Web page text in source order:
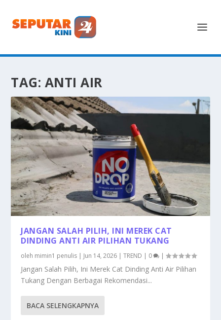
TAG: ANTI AIR
JANGAN SALAH PILIH, INI MEREK CAT
DINDING ANTI AIR PILIHAN TUKANG
oleh mimin1 penulis | Jun 14, 2026 |TREND | 0 |
Jangan Salah Pilih, Ini Merek Cat Dinding Anti Air Pilihan
Tukang Dengan Berbagai Rekomendasi...
BACA SELENGKAPNYA